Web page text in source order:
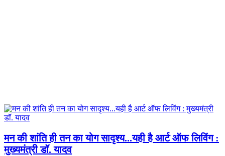
मन की शांति ही तन का योग सादृश्य...यही है आर्ट ऑफ लिविंग :
मुख्यमंत्री डॉ. यादव